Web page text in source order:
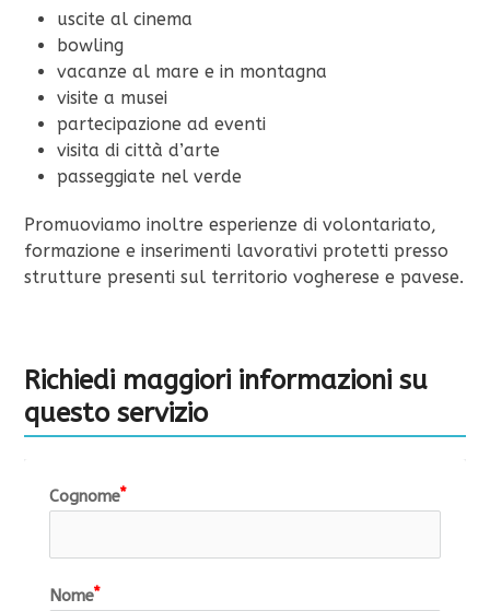
uscite al cinema
bowling
vacanze al mare e in montagna
visite a musei
partecipazione ad eventi
visita di città d’arte
passeggiate nel verde
Promuoviamo inoltre esperienze di volontariato,
formazione e inserimenti lavorativi protetti presso
strutture presenti sul territorio vogherese e pavese.
Richiedi maggiori informazioni su
questo servizio
Cognome
Nome